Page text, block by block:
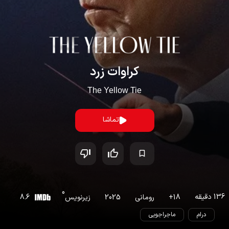
کراوات زرد
The Yellow Tie
تماشا
136 دقیقه 18
+ رومانی 2025 زیرنویس0
8.6
درام ماجراجویی